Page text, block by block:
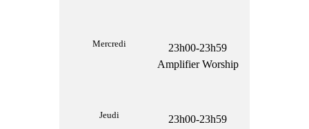
Mercredi
23h00-23h59
Amplifier Worship
Jeudi
23h00-23h59